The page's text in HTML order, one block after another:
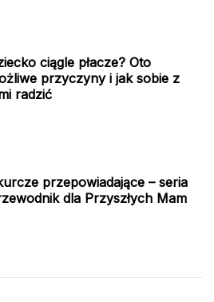
ciągle płacze? Oto
przyczyny i jak sobie z
radzić
przepowiadające – seria
dla Przyszłych Mam